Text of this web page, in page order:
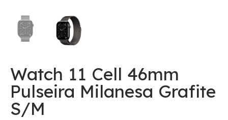
Watch 11 Cell 46mm
Pulseira Milanesa Grafite
S/M